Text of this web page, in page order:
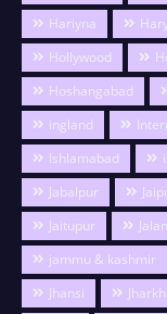
Hariyna
Hollywood
Hoshangabad
ingland
Ishlamabad
Jabalpur
Jaitupur
jammu & kashmir
Jhansi